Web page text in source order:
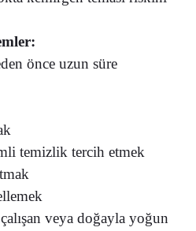
önce uzun süre
temizlik tercih etmek
veya doğayla yoğun